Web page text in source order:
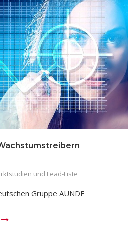
und Lead-Liste
Gruppe AUNDE